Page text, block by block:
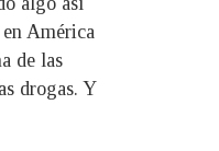
América
de las
drogas. Y